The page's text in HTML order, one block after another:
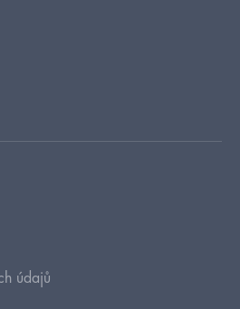
údajů